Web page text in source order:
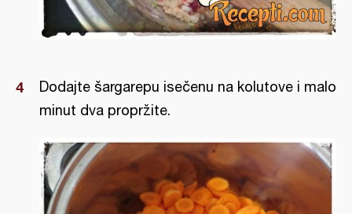
Dodajte šargarepu isečenu na kolutove i malo
minut dva propržite.